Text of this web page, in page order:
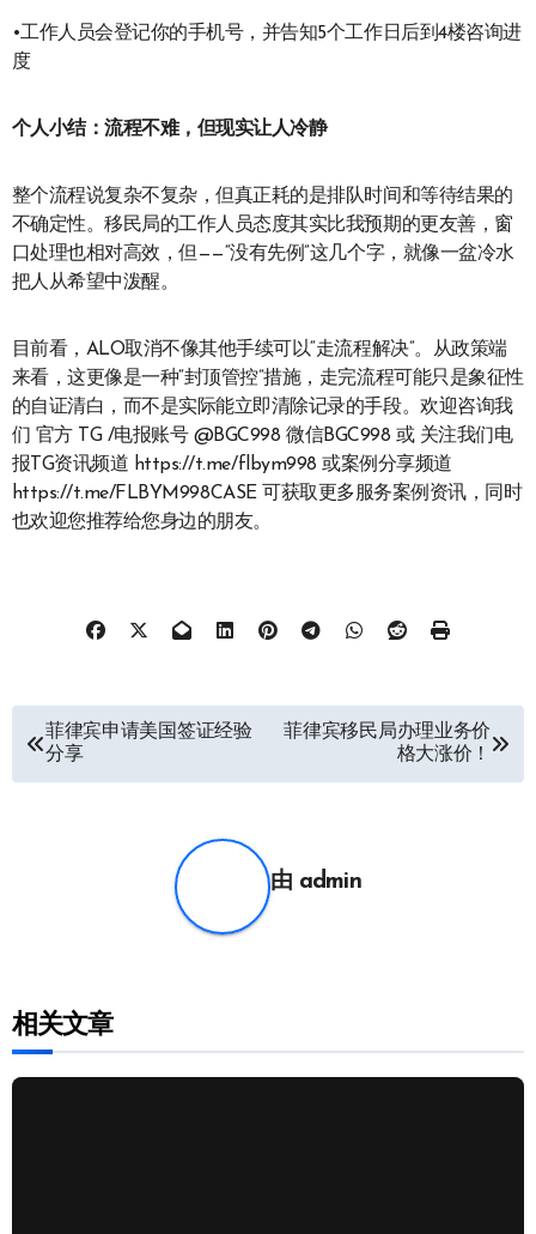
•工作人员会登记你的手机号，并告知5个工作日后到4楼咨询进
度
个人小结：流程不难，但现实让人冷静
整个流程说复杂不复杂，但真正耗的是排队时间和等待结果的
不确定性。移民局的工作人员态度其实比我预期的更友善，窗
口处理也相对高效，但——“没有先例”这几个字，就像一盆冷水
把人从希望中泼醒。
目前看，ALO取消不像其他手续可以“走流程解决”。从政策端
来看，这更像是一种“封顶管控”措施，走完流程可能只是象征性
的自证清白，而不是实际能立即清除记录的手段。欢迎咨询我
们 官方 TG /电报账号 @BGC998 微信BGC998 或 关注我们电
报TG资讯频道 https://t.me/flbym998 或案例分享频道
https://t.me/FLBYM998CASE 可获取更多服务案例资讯，同时
也欢迎您推荐给您身边的朋友。
菲律宾申请美国签证经验
分享
菲律宾移民局办理业务价
格大涨价！
由 admin
相关文章